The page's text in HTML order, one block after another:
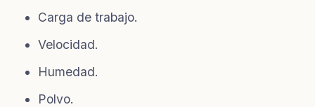
Carga de trabajo.
Velocidad.
Humedad.
Polvo.